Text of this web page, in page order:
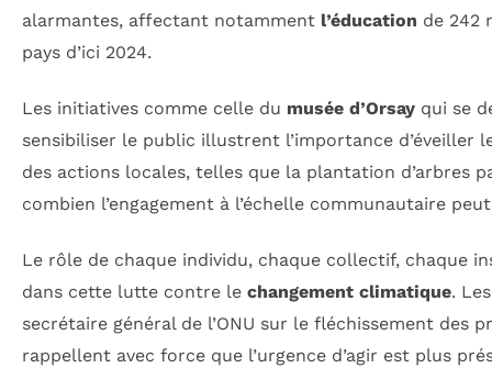
alarmantes, affectant notamment l’éducation de 242
pays d’ici 2024.
Les initiatives comme celle du musée d’Orsay qui se
sensibiliser le public illustrent l’importance d’éveiller
des actions locales, telles que la plantation d’arbres
combien l’engagement à l’échelle communautaire
Le rôle de chaque individu, chaque collectif, chaque
dans cette lutte contre le changement climatique.
secrétaire général de l’ONU sur le fléchissement des
rappellent avec force que l’urgence d’agir est plus